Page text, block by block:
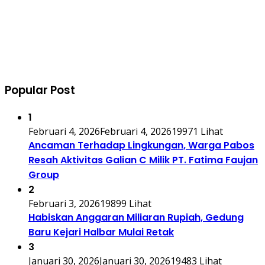
Popular Post
1
Februari 4, 2026Februari 4, 202619971 Lihat
Ancaman Terhadap Lingkungan, Warga Pabos
Resah Aktivitas Galian C Milik PT. Fatima Faujan
Group
2
Februari 3, 202619899 Lihat
Habiskan Anggaran Miliaran Rupiah, Gedung
Baru Kejari Halbar Mulai Retak
3
Januari 30, 2026Januari 30, 202619483 Lihat